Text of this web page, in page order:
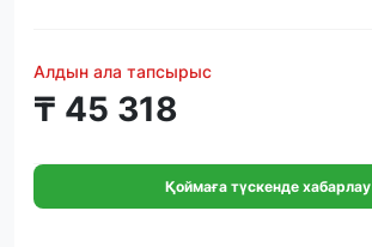
Алдын ала тапсырыс
₸ 45 318
Қоймаға түскенде хабарлау